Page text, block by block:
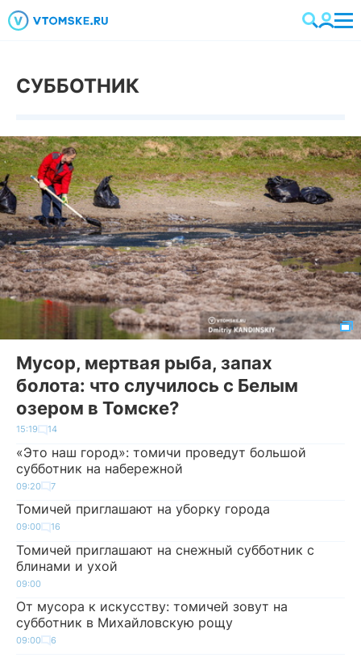
СУББОТНИК
Мусор, мертвая рыба, запах
болота: что случилось с Белым
озером в Томске?
15:19 14
«Это наш город»: томичи проведут большой
субботник на набережной
09:20 7
Томичей приглашают на уборку города
09:00 16
Томичей приглашают на снежный субботник с
блинами и ухой
09:00
От мусора к искусству: томичей зовут на
субботник в Михайловскую рощу
09:00 6